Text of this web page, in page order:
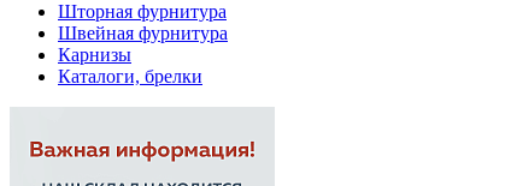
Шторная фурнитура
Швейная фурнитура
Карнизы
Каталоги, брелки